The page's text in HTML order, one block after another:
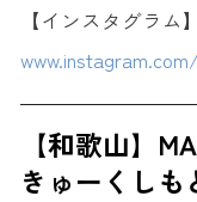
【インスタグラム】
【和歌山】
きゅーくしも